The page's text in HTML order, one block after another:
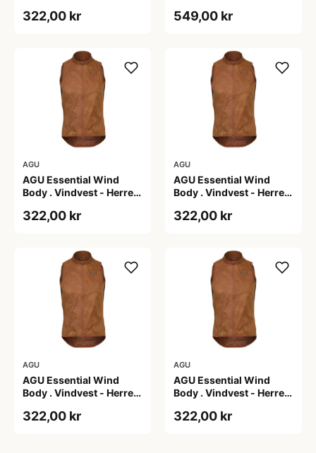
322,00 kr 549,00 kr
AGU
AGU Essential Wind
Body . Vindvest - Herre -
322,00 kr
AGU
AGU Essential Wind
Body . Vindvest - Herre -
322,00 kr
AGU
AGU Essential Wind
Body . Vindvest - Herre -
322,00 kr
AGU
AGU Essential Wind
Body . Vindvest - Herre -
322,00 kr